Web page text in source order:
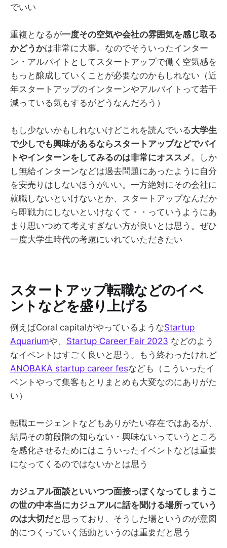
でいい
重複となるが一度その空気や会社の雰囲気を感じ取る
かどうかは非常に大事。なのでそういったインター
ン・アルバイトとしてスタートアップで働く空気感を
もっと醸成していくことが必要なのかもしれない（近
年スタートアップのインターンやアルバイトって若干
減っている気もするがどうなんだろう）
もし少ないかもしれないけどこれを読んでいる大学生
で少しでも興味があるならスタートアップなどでバイ
トやインターンをしてみるのは非常にオススメ。しか
し無給インターンなどは過去問題にあったように自分
を安売りはしないほうがいい。一方絶対にその会社に
就職しないといけないとか、スタートアップなんだか
ら即戦力にしないといけなくて・・っていうようにあ
まり思いつめて考えすぎない方が良いとは思う。ぜひ
一度大学生時代の考慮にいれていただきたい
スタートアップ転職などのイベ
ントなどを盛り上げる
例えばCoral capitalがやっているようなStartup
Aquariumや、 Startup Career Fair 2023 などのよう
なイベントはすごく良いと思う。もう終わったけれど
ANOBAKA startup career fesなども（こういったイ
ベントやって集客もとりまとめも大変なのにありがた
い）
転職エージェントなどもありがたい存在ではあるが、
結局その前段階の知らない・興味ないっていうところ
を感化させるためにはこういったイベントなどは重要
になってくるのではないかとは思う
カジュアル面談といいつつ面接っぽくなってしまうこ
の世の中本当にカジュアルに話を聞ける場所っていう
のは大切だと思っており、そうした場というのが意図
的につくっていく活動というのは重要だと思う